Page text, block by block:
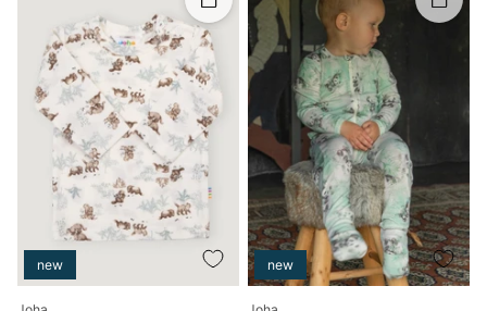
new
Rapid în coș
new
Rapid